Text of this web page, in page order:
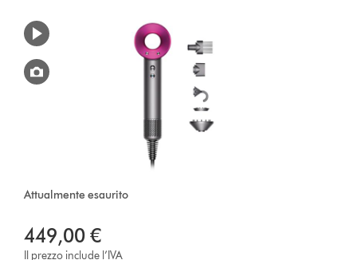
Attualmente esaurito
449,00 €
Il prezzo include l’IVA